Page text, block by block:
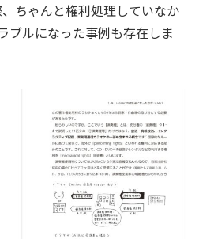
ちゃんと権利処理していなか
ブルになった事例も存在しま